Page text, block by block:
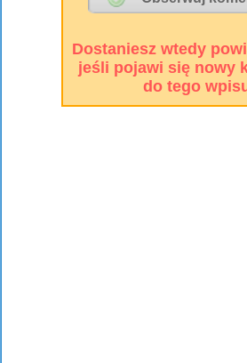
Dostaniesz wtedy
jeśli pojawi się nowy
do tego